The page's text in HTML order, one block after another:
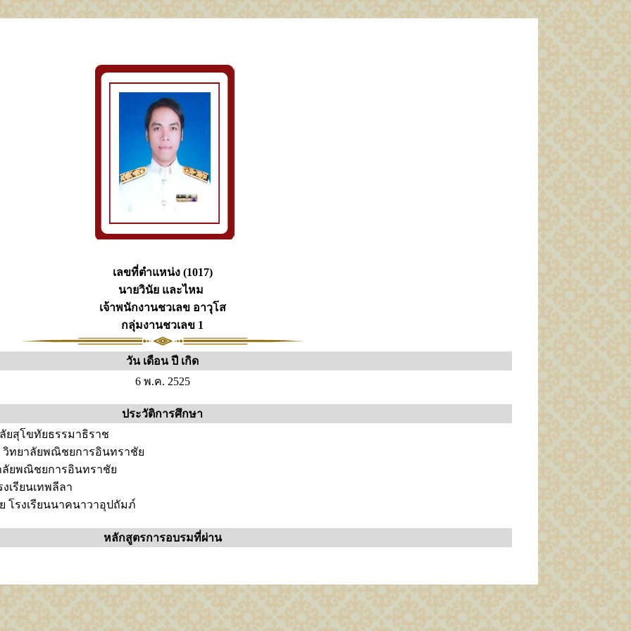
เลขที่ตำแหน่ง (1017)
นายวินัย และไหม
เจ้าพนักงานชวเลข อาวุโส
กลุ่มงานชวเลข 1
วัน เดือน ปี เกิด
6 พ.ค. 2525
ประวัติการศึกษา
ยสุโขทัยธรรมาธิราช
วิทยาลัยพณิชยการอินทราชัย
ลัยพณิชยการอินทราชัย
เรียนเทพลีลา
โรงเรียนนาคนาวาอุปถัมภ์
หลักสูตรการอบรมที่ผ่าน